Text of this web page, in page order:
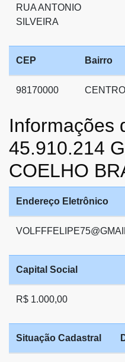
RUA ANTONIO
SILVEIRA
CEP Bairro
98170000 CENTRO
Informações
45.910.214
COELHO
Endereço Eletrônico
Capital Social
R$ 1.000,00
Situação Cadastral